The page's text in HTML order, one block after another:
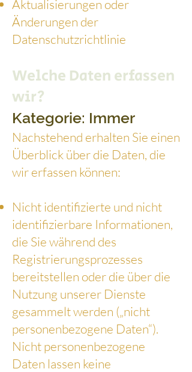
Aktualisierungen oder
Änderungen der
Datenschutzrichtlinie
Welche Daten erfassen
wir?
Kategorie: Immer
Nachstehend erhalten Sie einen
Überblick über die Daten, die
wir erfassen können:
Nicht identifizierte und nicht
identifizierbare Informationen,
die Sie während des
Registrierungsprozesses
bereitstellen oder die über die
Nutzung unserer Dienste
gesammelt werden („nicht
personenbezogene Daten“).
Nicht personenbezogene
Daten lassen keine